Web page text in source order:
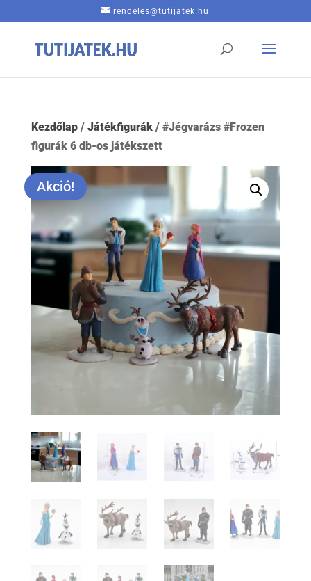
rendeles@tutijatek.hu
Kezdőlap/ Játékfigurák/ #Jégvarázs #Frozen
figurák 6 db-os játékszett
Akció!